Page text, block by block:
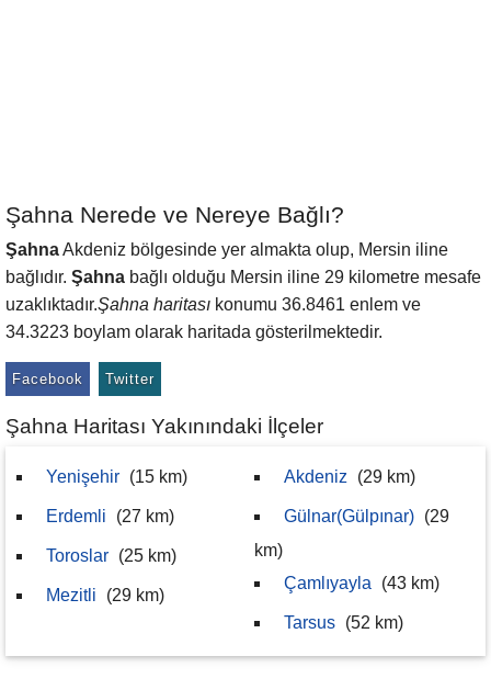
Şahna Nerede ve Nereye Bağlı?
ŞahnaAkdeniz bölgesinde yer almakta olup, Mersin iline
bağlıdır. Şahna bağlı olduğu Mersin iline 29 kilometre mesafe
uzaklıktadır.Şahna haritası konumu 36.8461 enlem ve
34.3223 boylam olarak haritada gösterilmektedir.
Facebook Twitter
Şahna Haritası Yakınındaki İlçeler
Yenişehir (15 km)
Erdemli (27 km)
Toroslar (25 km)
Mezitli (29 km)
Akdeniz (29 km)
Gülnar(Gülpınar) (29
km)
Çamlıyayla
(43 km)
Tarsus (52 km)